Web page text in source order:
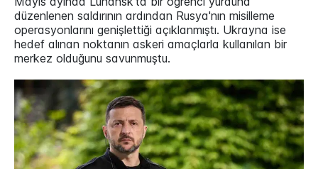
düzenlenen saldırının ardından Rusya'nın misilleme
operasyonlarını genişlettiği açıklanmıştı. Ukrayna ise
hedef alınan noktanın askeri amaçlarla kullanılan bir
merkez olduğunu savunmuştu.